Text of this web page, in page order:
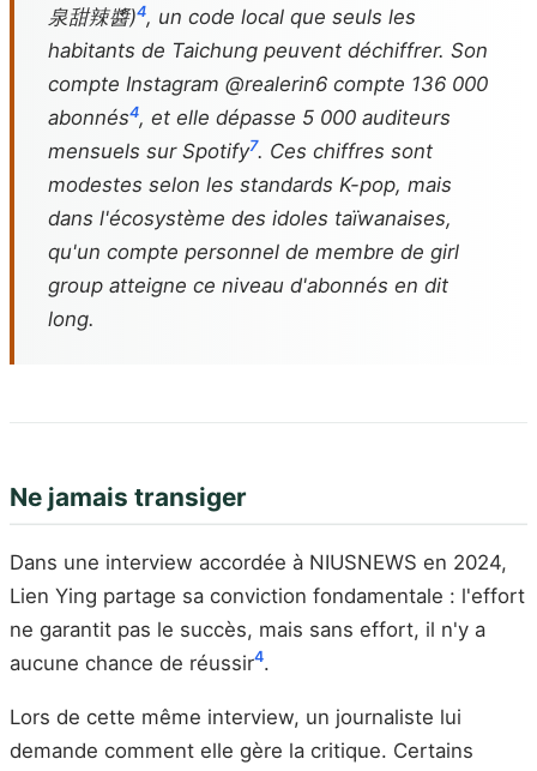
泉甜辣醬)4, un code local que seuls les
habitants de Taichung peuvent déchiffrer. Son
compte Instagram @realerin6 compte 136 000
abonnés4, et elle dépasse 5 000 auditeurs
mensuels sur Spotify7. Ces chiffres sont
modestes selon les standards K-pop, mais
dans l'écosystème des idoles taïwanaises,
qu'un compte personnel de membre de girl
group atteigne ce niveau d'abonnés en dit
long.
Ne jamais transiger
Dans une interview accordée à NIUSNEWS en 2024,
Lien Ying partage sa conviction fondamentale : l'effort
ne garantit pas le succès, mais sans effort, il n'y a
aucune chance de réussir4.
Lors de cette même interview, un journaliste lui
demande comment elle gère la critique. Certains